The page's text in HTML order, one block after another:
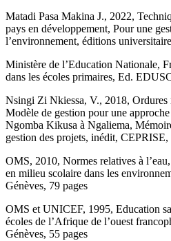
Matadi Pasa Makina J., 2022,
pays en développement, Pour une
l’environnement, éditions
Ministère de l’Education Nationale,
dans les écoles primaires, Ed.
Nsingi Zi Nkiessa, V., 2018, Ordures
Modèle de gestion pour une
Ngomba Kikusa à Ngaliema,
gestion des projets, inédit,
OMS, 2010, Normes relatives à
en milieu scolaire dans les
Génèves, 79 pages
OMS et UNICEF, 1995, Education
écoles de l’Afrique de l’ouest
Génèves, 55 pages